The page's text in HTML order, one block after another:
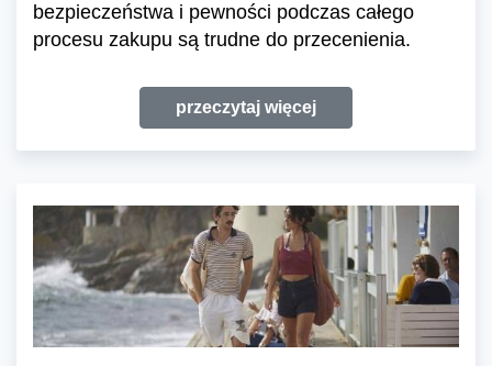
bezpieczeństwa i pewności podczas całego
procesu zakupu są trudne do przecenienia.
przeczytaj więcej